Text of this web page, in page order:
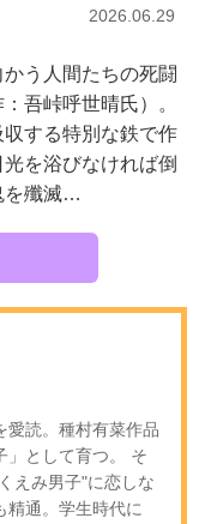
2026.06.29
う人間たちの死闘
吾峠呼世晴氏）。
する特別な鉄で作
を浴びなければ倒
を殲滅…
愛読。種村有菜作品
」として育つ。 そ
えみ男子"に恋しな
精通。学生時代に